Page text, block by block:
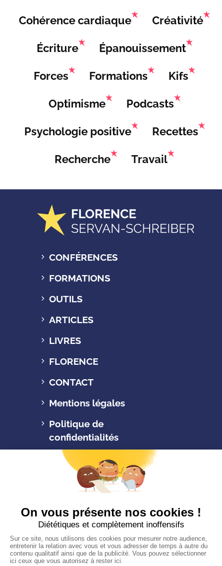
Cohérence cardiaque Créativité
Écriture Épanouissement
Forces Formations Kifs
Optimisme Podcasts
Psychologie positive Recettes
Recherche Travail
CONFÉRENCES
FORMATIONS
OUTILS
ARTICLES
LIVRES
FLORENCE
CONTACT
Mentions légales
Politique de
confidentialités
C.G.V
Suivez-nous
CONTACTEZ-NOUS